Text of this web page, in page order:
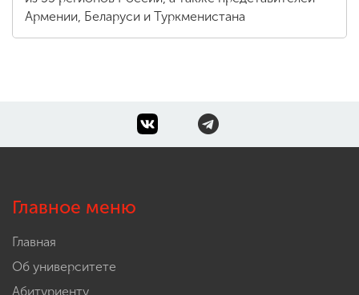
Мероприятие объединило более 600 участников
из 55 регионов России, а также представителей
Главное меню
Главная